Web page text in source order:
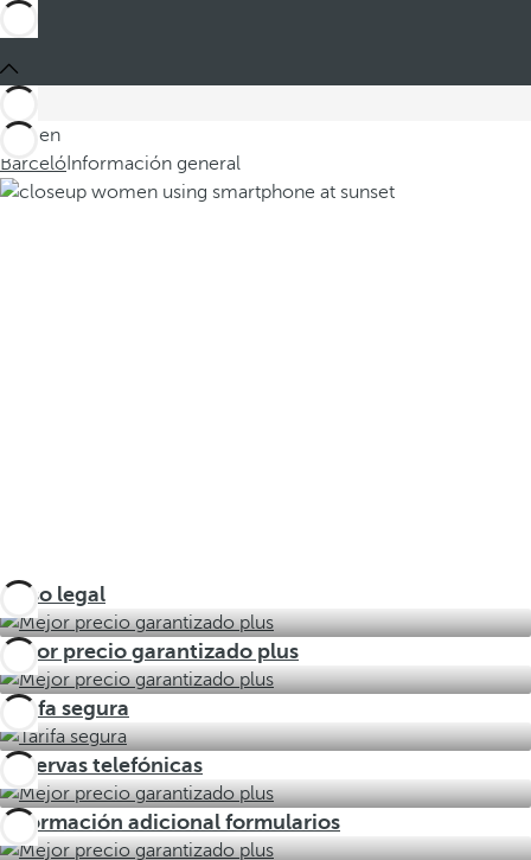
Está en
Barceló Información general
Aviso legal
Mejor precio garantizado plus
Tarifa segura
Reservas telefónicas
Información adicional formularios